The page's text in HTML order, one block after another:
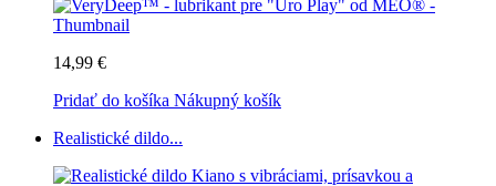
14,99 €
Pridať do košíka Nákupný košík
Realistické dildo...